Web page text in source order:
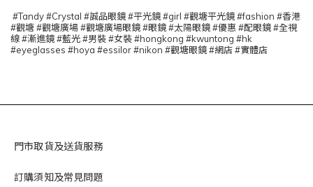
#Tandy #Crystal #誠品眼鏡 #平光鏡 #girl #觀塘平光鏡 #fashion #香港
#觀塘 #觀塘廣場 #觀塘廣場眼鏡 #眼鏡 #太陽眼鏡 #優惠 #配眼鏡 #全視
線 #漸進鏡 #藍光 #男裝 #女裝 #hongkong #kwuntong #hk
#eyeglasses #hoya #essilor #nikon #觀塘眼鏡 #網店 #實體店
門市取貨及送貨服務
訂購須知及常見問題